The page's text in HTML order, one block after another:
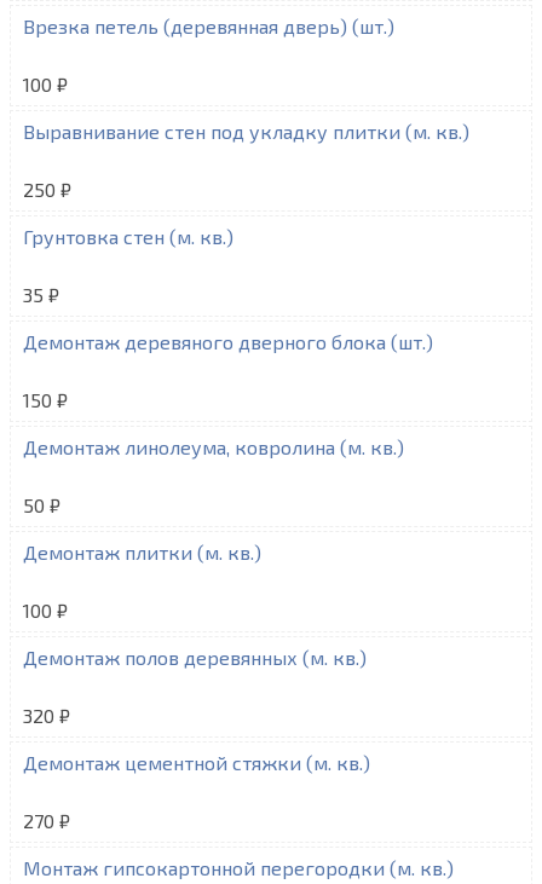
Врезка петель (деревянная дверь) (шт.)
100 ₽
Выравнивание стен под укладку плитки (м. кв.)
250 ₽
Грунтовка стен (м. кв.)
35 ₽
Демонтаж деревяного дверного блока (шт.)
150 ₽
Демонтаж линолеума, ковролина (м. кв.)
50 ₽
Демонтаж плитки (м. кв.)
100 ₽
Демонтаж полов деревянных (м. кв.)
320 ₽
Демонтаж цементной стяжки (м. кв.)
270 ₽
Монтаж гипсокартонной перегородки (м. кв.)